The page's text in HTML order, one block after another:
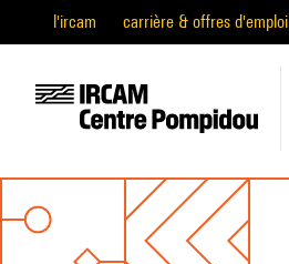
l'ircam carrière & offres d'emploi